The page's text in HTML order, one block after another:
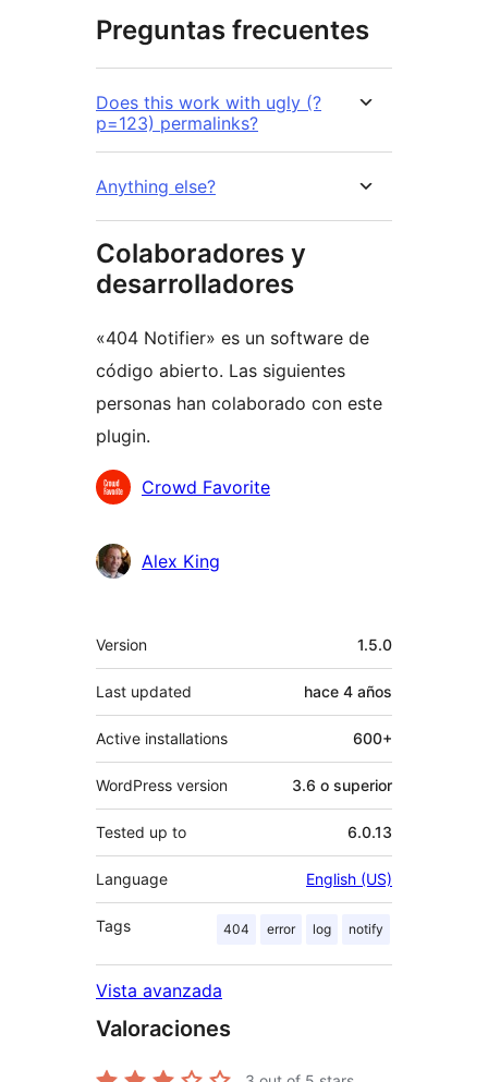
Preguntas frecuentes
Does this work with ugly (?
p=123) permalinks?
Anything else?
Colaboradores y
desarrolladores
«404 Notifier» es un software de
código abierto. Las siguientes
personas han colaborado con este
plugin.
Colaboradores
Crowd Favorite
Alex King
Meta
Version 1.5.0
Last updated hace 4 años
Active installations 600+
WordPress version 3.6 o superior
Tested up to 6.0.13
Language English (US)
Tags 404 error log notify
Vista avanzada
Valoraciones